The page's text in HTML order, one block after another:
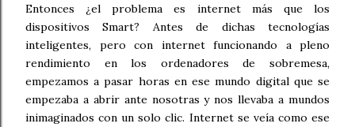
Entonces ¿el problema es internet más que los
dispositivos Smart? Antes de dichas tecnologías
inteligentes, pero con internet funcionando a pleno
rendimiento en los ordenadores de sobremesa,
empezamos a pasar horas en ese mundo digital que se
empezaba a abrir ante nosotras y nos llevaba a mundos
inimaginados con un solo clic. Internet se veía como ese